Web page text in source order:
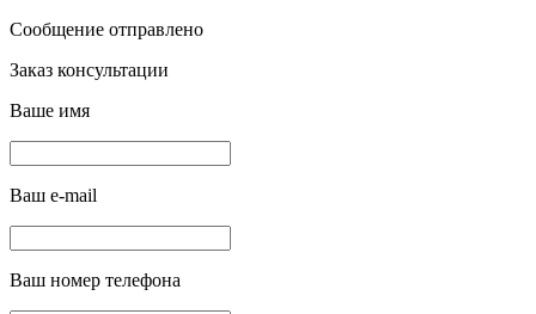
Сообщение отправлено
Заказ консультации
Ваше имя
Ваш e-mail
Ваш номер телефона